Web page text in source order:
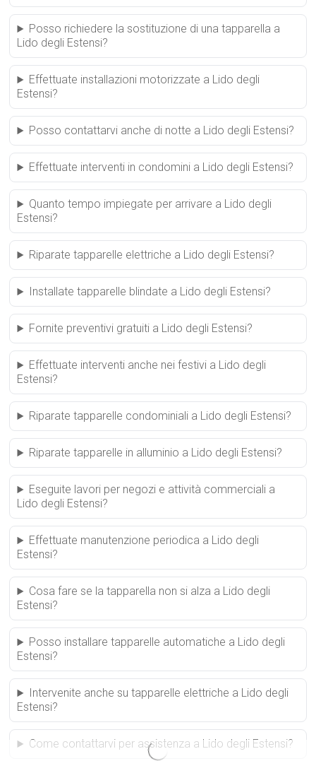
Posso richiedere la sostituzione di una tapparella a
Lido degli Estensi?
Effettuate installazioni motorizzate a Lido degli
Estensi?
Posso contattarvi anche di notte a Lido degli Estensi?
Effettuate interventi in condomini a Lido degli Estensi?
Quanto tempo impiegate per arrivare a Lido degli
Estensi?
Riparate tapparelle elettriche a Lido degli Estensi?
Installate tapparelle blindate a Lido degli Estensi?
Fornite preventivi gratuiti a Lido degli Estensi?
Effettuate interventi anche nei festivi a Lido degli
Estensi?
Riparate tapparelle condominiali a Lido degli Estensi?
Riparate tapparelle in alluminio a Lido degli Estensi?
Eseguite lavori per negozi e attività commerciali a
Lido degli Estensi?
Effettuate manutenzione periodica a Lido degli
Estensi?
Cosa fare se la tapparella non si alza a Lido degli
Estensi?
Posso installare tapparelle automatiche a Lido degli
Estensi?
Intervenite anche su tapparelle elettriche a Lido degli
Estensi?
Come contattarvi per assistenza a Lido degli Estensi?